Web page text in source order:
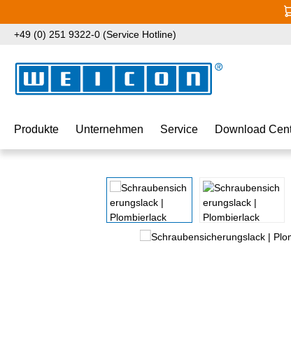
+49 (0) 251 9322-0 (Service Hotline)
Produkte Unternehmen Service Download
Bildergalerie überspringen